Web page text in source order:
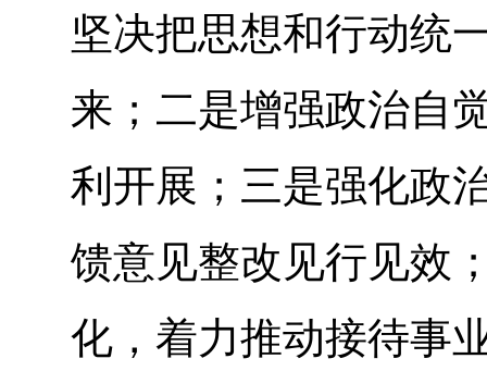
坚决把思想和行动统
来；二是增强政治自
利开展；三是强化政
馈意见整改见行见效
化，着力推动接待事